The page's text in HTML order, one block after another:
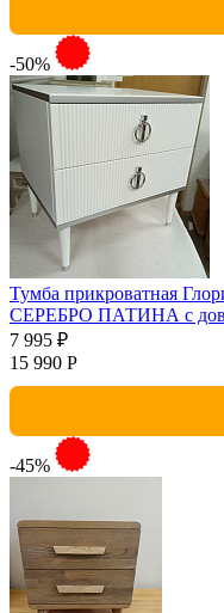
-50%
Тумба прикроватная
СЕРЕБРО ПАТИНА с
7 995 ₽
15 990 Р
-45%